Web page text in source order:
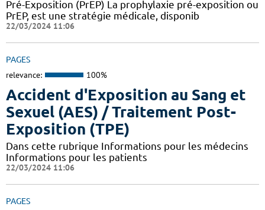
Pré-Exposition (PrEP) La prophylaxie pré-exposition ou
PrEP, est une stratégie médicale, disponib
22/03/2024 11:06
PAGES
relevance: 100%
Accident d'Exposition au Sang et
Sexuel (AES) / Traitement Post-
Exposition (TPE)
Dans cette rubrique Informations pour les médecins
Informations pour les patients
22/03/2024 11:06
PAGES